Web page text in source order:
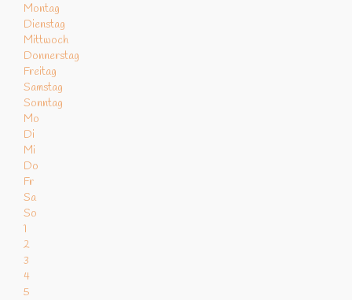
Montag
Dienstag
Mittwoch
Donnerstag
Freitag
Samstag
Sonntag
Mo
Di
Mi
Do
Fr
Sa
So
1
2
3
4
5